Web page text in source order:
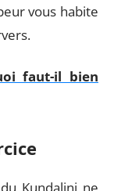
vous habite
faut-il bien